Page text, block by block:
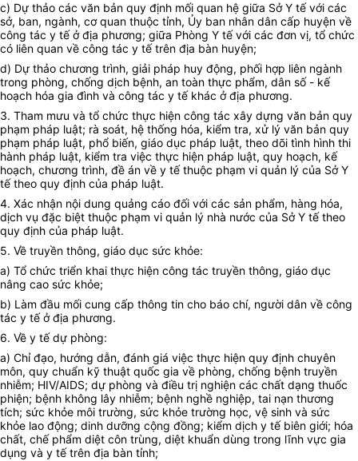
c) Dự thảo các văn bản quy định mối quan hệ giữa Sở Y tế với các
sở, ban, ngành, cơ quan thuộc tỉnh, Ủy ban nhân dân cấp huyện về
công tác y tế ở địa phương; giữa Phòng Y tế với các đơn vị, tổ chức
có liên quan về công tác y tế trên địa bàn huyện;
d) Dự thảo chương trình, giải pháp huy động, phối hợp liên ngành
trong phòng, chống dịch bệnh, an toàn thực phẩm, dân số - kế
hoạch hóa gia đình và công tác y tế khác ở địa phương.
3. Tham mưu và tổ chức thực hiện công tác xây dựng văn bản quy
phạm pháp luật; rà soát, hệ thống hóa, kiểm tra, xử lý văn bản quy
phạm pháp luật, phổ biến, giáo dục pháp luật, theo dõi tình hình thi
hành pháp luật, kiểm tra việc thực hiện pháp luật, quy hoạch, kế
hoạch, chương trình, đề án về y tế thuộc phạm vi quản lý của Sở Y
tế theo quy định của pháp luật.
4. Xác nhận nội dung quảng cáo đối với các sản phẩm, hàng hóa,
dịch vụ đặc biệt thuộc phạm vi quản lý nhà nước của Sở Y tế theo
quy định của pháp luật.
5. Về truyền thông, giáo dục sức khỏe:
a) Tổ chức triển khai thực hiện công tác truyền thông, giáo dục
nâng cao sức khỏe;
b) Làm đầu mối cung cấp thông tin cho báo chí, người dân về công
tác y tếởđịa phương.
6. Về y tế dự phòng:
a) Chỉ đạo, hướng dẫn, đánh giá việc thực hiện quy định chuyên
môn, quy chuẩn kỹ thuật quốc gia về phòng, chống bệnh truyền
nhiễm; HIV/AIDS; dự phòng và điều trị nghiện các chất dạng thuốc
phiện; bệnh không lây nhiễm; bệnh nghề nghiệp, tai nạn thương
tích; sức khỏe môi trường, sức khỏe trường học, vệ sinh và sức
khỏe lao động; dinh dưỡng cộng đồng; kiểm dịch y tế biên giới; hóa
chất, chế phẩm diệt côn trùng, diệt khuẩn dùng trong lĩnh vực gia
dụng và y tế trên địa bàn tỉnh;